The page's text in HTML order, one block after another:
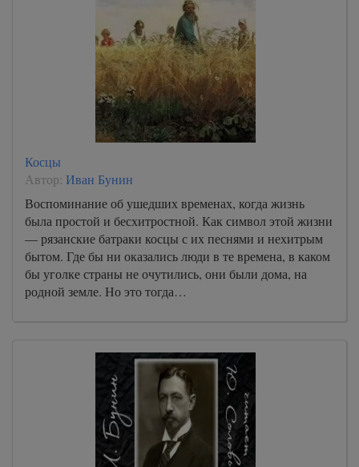
Косцы
Автор: Иван Бунин
Воспоминание об ушедших временах, когда жизнь
была простой и бесхитростной. Как символ этой жизни
— рязанские батраки косцы с их песнями и нехитрым
бытом. Где бы ни оказались люди в те времена, в каком
бы уголке страны не очутились, они были дома, на
родной земле. Но это тогда…